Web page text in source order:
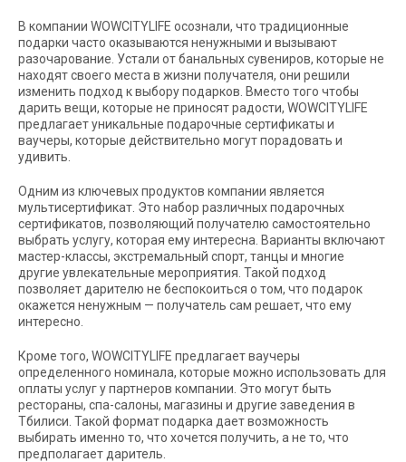
В компании WOWCITYLIFE осознали, что традиционные
подарки часто оказываются ненужными и вызывают
разочарование. Устали от банальных сувениров, которые не
находят своего места в жизни получателя, они решили
изменить подход к выбору подарков. Вместо того чтобы
дарить вещи, которые не приносят радости, WOWCITYLIFE
предлагает уникальные подарочные сертификаты и
ваучеры, которые действительно могут порадовать и
удивить.
Одним из ключевых продуктов компании является
мультисертификат. Это набор различных подарочных
сертификатов, позволяющий получателю самостоятельно
выбрать услугу, которая ему интересна. Варианты включают
мастер-классы, экстремальный спорт, танцы и многие
другие увлекательные мероприятия. Такой подход
позволяет дарителю не беспокоиться о том, что подарок
окажется ненужным — получатель сам решает, что ему
интересно.
Кроме того, WOWCITYLIFE предлагает ваучеры
определенного номинала, которые можно использовать для
оплаты услуг у партнеров компании. Это могут быть
рестораны, спа-салоны, магазины и другие заведения в
Тбилиси. Такой формат подарка дает возможность
выбирать именно то, что хочется получить, а не то, что
предполагает даритель.